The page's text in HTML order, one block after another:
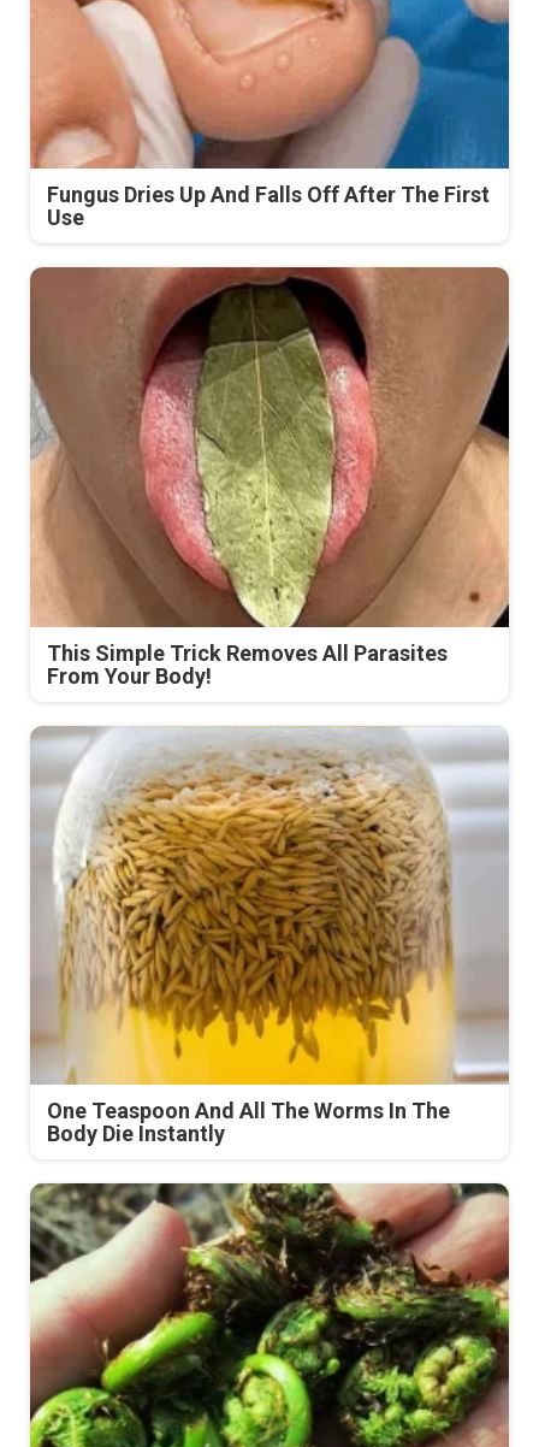
Fungus Dries Up And Falls Off After The First
Use
This Simple Trick Removes All Parasites
From Your Body!
One Teaspoon And All The Worms In The
Body Die Instantly